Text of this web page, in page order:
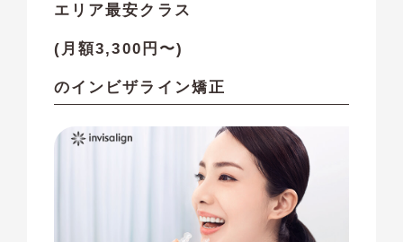
エリア最安クラス
(月額3,300円〜)
のインビザライン矯正